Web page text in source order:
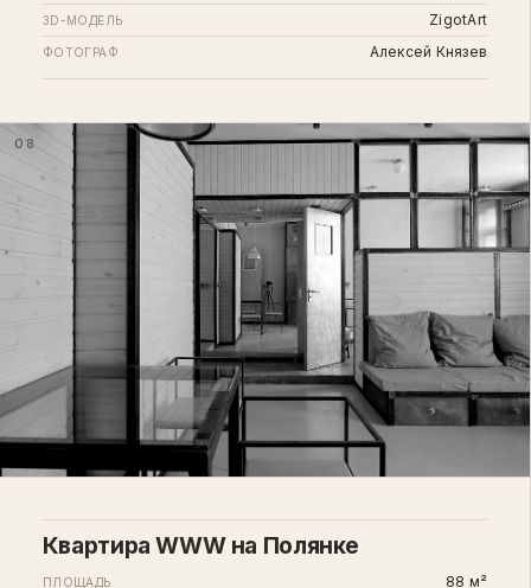
3D-МОДЕЛЬ ZigotArt
ФОТОГРАФ Алексей Князев
08
Квартира WWW на Полянке
ПЛОЩАДЬ 88 м²